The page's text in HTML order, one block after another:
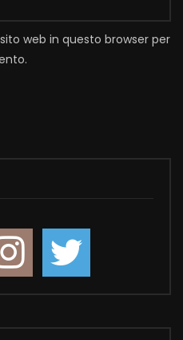
web in questo browser per